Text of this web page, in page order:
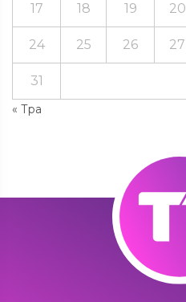
« Тра
17 18 19 20
24 25 26 27
31